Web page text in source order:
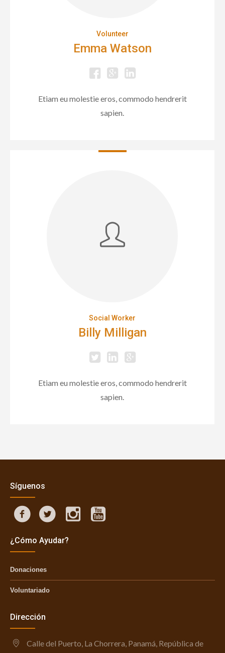
Volunteer
Emma Watson
Etiam eu molestie eros, commodo hendrerit
sapien.
Social Worker
Billy Milligan
Etiam eu molestie eros, commodo hendrerit
sapien.
Síguenos
¿Cómo Ayudar?
Donaciones
Voluntariado
Dirección
Calle del Puerto, La Chorrera, Panamá, República de